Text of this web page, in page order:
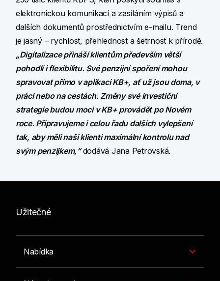
elektronickou komunikací a zasíláním výpisů a
dalších dokumentů prostřednictvím e-mailu. Trend
je jasný – rychlost, přehlednost a šetrnost k přírodě.
„Digitalizace přináší klientům především větší
pohodlí i flexibilitu. Své penzijní spoření mohou
spravovat přímo v aplikaci KB+, ať už jsou doma, v
práci nebo na cestách. Změny své investiční
strategie budou moci v KB+ provádět po Novém
roce. Připravujeme i celou řadu dalších vylepšení
tak, aby měli naši klienti maximální kontrolu nad
svým penzijkem,“dodává Jana Petrovská.
Užitečné
Nabídka